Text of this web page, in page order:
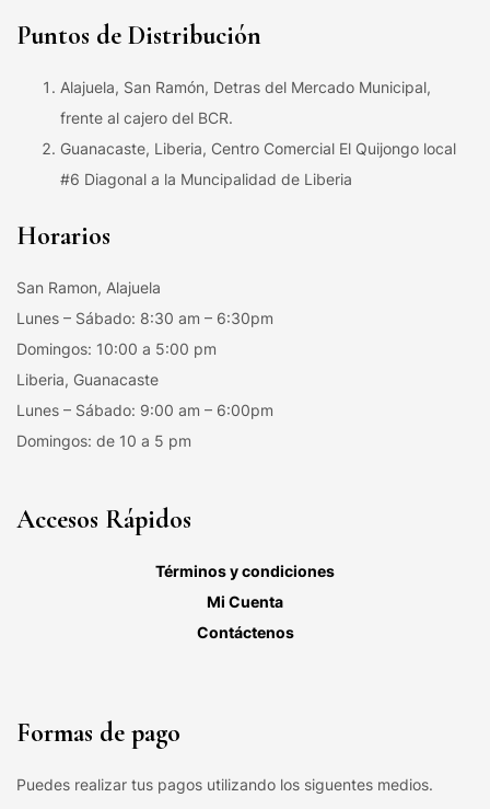
Puntos de Distribución
Alajuela, San Ramón, Detras del Mercado Municipal,
frente al cajero del BCR.
Guanacaste, Liberia, Centro Comercial El Quijongo local
#6 Diagonal a la Muncipalidad de Liberia
Horarios
San Ramon, Alajuela
Lunes – Sábado: 8:30 am – 6:30pm
Domingos: 10:00 a 5:00 pm
Liberia, Guanacaste
Lunes – Sábado: 9:00 am – 6:00pm
Domingos: de 10 a 5 pm
Accesos Rápidos
Términos y condiciones
Mi Cuenta
Contáctenos
Formas de pago
Puedes realizar tus pagos utilizando los siguentes medios.